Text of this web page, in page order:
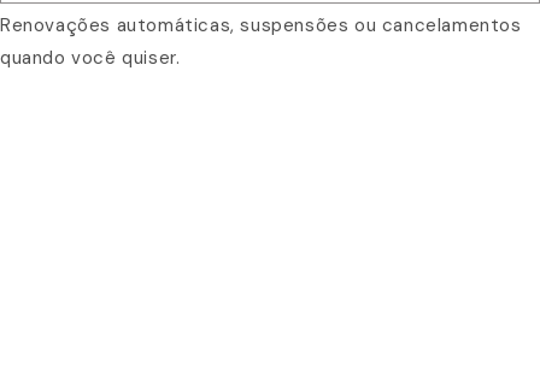
Renovações automáticas, suspensões ou cancelamentos
quando você quiser.